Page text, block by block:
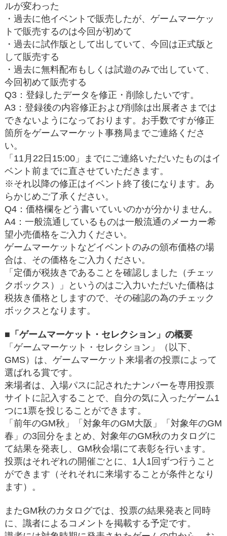
ルが変わった
・過去に他イベントで販売したが、ゲームマーケッ
トで販売するのは今回が初めて
・過去に試作版として出していて、今回は正式版と
して販売する
・過去に無料配布もしくは試遊のみで出していて、
今回初めて販売する
Q3：登録したデータを修正・削除したいです。
A3：登録後の内容修正および削除は出展者さまでは
できないようになっております。お手数ですが修正
箇所をゲームマーケット事務局までご連絡くださ
い。
「11月22日15:00」までにご連絡いただいたものはイ
ベント前までに直させていただきます。
※それ以降の修正はイベント終了後になります。あ
らかじめご了承ください。
Q4：価格欄をどう書いていいのかが分かりません。
A4：一般流通しているものは一般流通のメーカー希
望小売価格をご入力ください。
ゲームマーケットなどイベントのみの頒布価格の場
合は、その価格をご入力ください。
「定価が税抜きであることを確認しました（チェッ
クボックス）」というのはご入力いただいた価格は
税抜き価格としますので、その確認の為のチェック
ボックスとなります。
■「ゲームマーケット・セレクション」の概要
「ゲームマーケット・セレクション」（以下、
GMS）は、ゲームマーケット来場者の投票によって
選ばれる賞です。
来場者は、入場パスに記されたナンバーを専用投票
サイトに記入することで、自分の気に入ったゲーム1
つに1票を投じることができます。
「前年のGM秋」「対象年のGM大阪」「対象年のGM
春」の3回分をまとめ、対象年のGM秋のカタログに
て結果を発表し、GM秋会場にて表彰を行います。
投票はそれぞれの開催ごとに、1人1回ずつ行うこと
ができます（それそれに来場することが条件となり
ます）。
またGM秋のカタログでは、投票の結果発表と同時
に、識者によるコメントを掲載する予定です。